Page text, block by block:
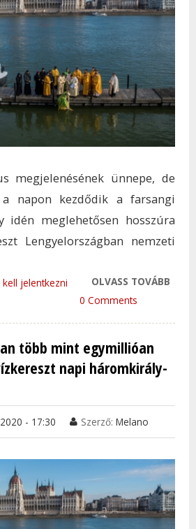
megjelenésének ünnepe, de
a napon kezdődik a farsangi
idén meglehetősen hosszúra
Lengyelországban nemzeti
OLVASS TOVÁBB
kell jelentkezni
0 Comments
több mint egymillióan
napi háromkirály-
- 17:30 Szerző: Melano